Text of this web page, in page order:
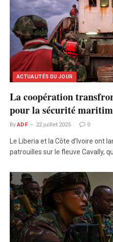
ACTUALITÉS DU JOUR
La coopération
pour la sécurité
By ADF 22 juillet 2025 0
Le Liberia et la Côte d’Ivoire ont
patrouilles sur le fleuve Cavally,